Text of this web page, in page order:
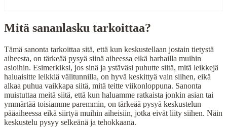
Learning Finnish language through proverbs
Finding quotes for speeches or writing
Cultural Context
Language:Finnish (suomi)
Origin:Finland
Period:Traditional folk wisdom
Mitä sananlasku tarkoittaa?
Tämä sanonta tarkoittaa sitä, että kun keskustellaan jostain tietystä
aiheesta, on tärkeää pysyä siinä aiheessa eikä harhailla muihin
asioihin. Esimerkiksi, jos sinä ja ystäväsi puhutte siitä, mitä leikkejä
haluaisitte leikkiä välitunnilla, on hyvä keskittyä vain siihen, eikä
alkaa puhua vaikkapa siitä, mitä teitte viikonloppuna. Sanonta
muistuttaa meitä siitä, että kun haluamme ratkaista jonkin asian tai
ymmärtää toisiamme paremmin, on tärkeää pysyä keskustelun
pääaiheessa eikä siirtyä muihin aiheisiin, jotka eivät liity siihen. Näin
keskustelu pysyy selkeänä ja tehokkaana.